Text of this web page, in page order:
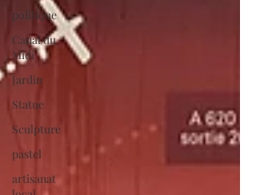
politique
Canal du
Midi
Jardin
Statue
Sculpture
pastel
artisanat